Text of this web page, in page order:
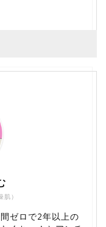
）
ゼロで2年以上の